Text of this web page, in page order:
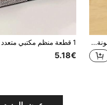
7 قطع من المجلدات المثلثة الملونة، تصميم حافة وزاوية بألوان الحلوى، فني وطازج وأنيق. تصميم محمول متعدد الوظائف غير قابل للانزلاق، مثالي للمكتب والدراسة والمستندات واحتياجات التخزين، العودة إلى المدرسة، ألوان وأنماط عشوائية
5.18€